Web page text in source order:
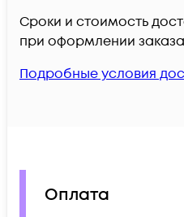
Сроки и стоимость
при оформлении
Подробные условия
Оплата